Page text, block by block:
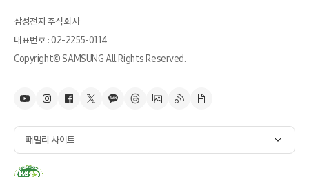
삼성전자 주식회사
대표번호 : 02-2255-0114
Copyright© SAMSUNG All Rights Reserved.
패밀리 사이트